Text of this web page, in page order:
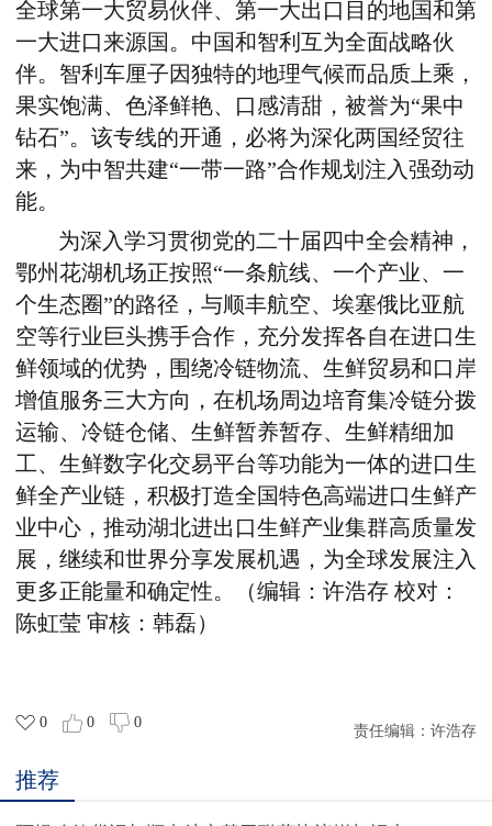
全球第一大贸易伙伴、第一大出口目的地国和第
一大进口来源国。中国和智利互为全面战略伙
伴。智利车厘子因独特的地理气候而品质上乘，
果实饱满、色泽鲜艳、口感清甜，被誉为“果中
钻石”。该专线的开通，必将为深化两国经贸往
来，为中智共建“一带一路”合作规划注入强劲动
能。
为深入学习贯彻党的二十届四中全会精神，
鄂州花湖机场正按照“一条航线、一个产业、一
个生态圈”的路径，与顺丰航空、埃塞俄比亚航
空等行业巨头携手合作，充分发挥各自在进口生
鲜领域的优势，围绕冷链物流、生鲜贸易和口岸
增值服务三大方向，在机场周边培育集冷链分拨
运输、冷链仓储、生鲜暂养暂存、生鲜精细加
工、生鲜数字化交易平台等功能为一体的进口生
鲜全产业链，积极打造全国特色高端进口生鲜产
业中心，推动湖北进出口生鲜产业集群高质量发
展，继续和世界分享发展机遇，为全球发展注入
更多正能量和确定性。（编辑：许浩存 校对：
陈虹莹 审核：韩磊）
0 0 0
责任编辑： 许浩存
推荐